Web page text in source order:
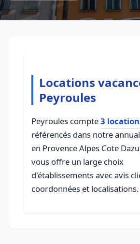
Locations
Peyroules
Peyroules compte3
référencés dans notre
en Provence Alpes Cote
vous offre un large choix
d'établissements avec avis
coordonnées et localisations.